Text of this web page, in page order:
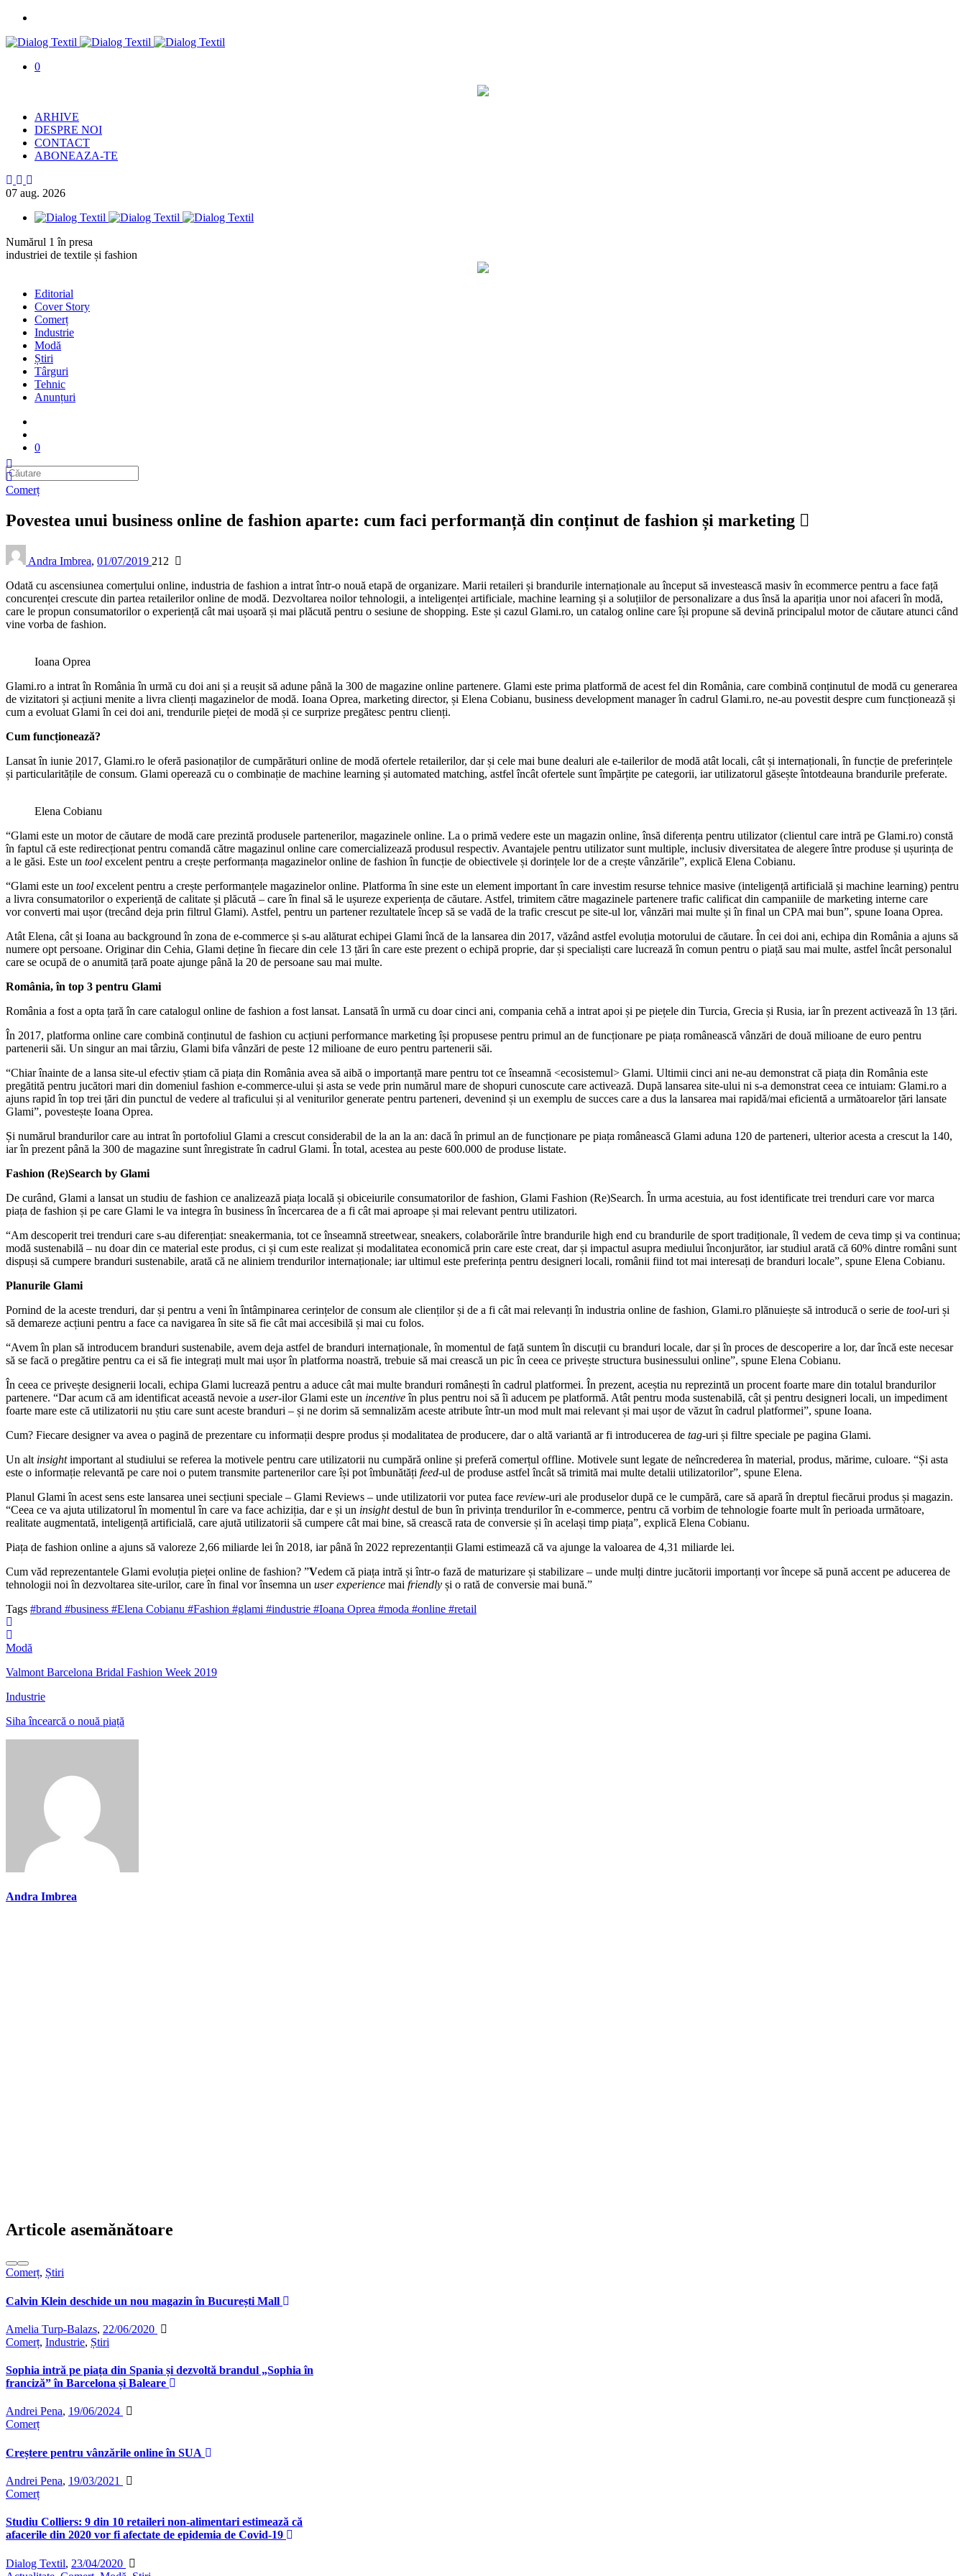
0
ARHIVE
DESPRE NOI
CONTACT
ABONEAZA-TE
07 aug. 2026
Numărul 1 în presa
industriei de textile și fashion
Editorial
Cover Story
Comerț
Industrie
Modă
Știri
Târguri
Tehnic
Anunțuri
0
Comerț
Povestea unui business online de fashion aparte: cum faci performanță din conținut de fashion și marketing
Andra Imbrea, 01/07/2019 212
Odată cu ascensiunea comerțului online, industria de fashion a intrat într-o nouă etapă de organizare. Marii retaileri și brandurile internaționale au început să investească masiv în ecommerce pentru a face față
concurenței crescute din partea retailerilor online de modă. Dezvoltarea noilor tehnologii, a inteligenței artificiale, machine learning și a soluțiilor de personalizare a dus însă la apariția unor noi afaceri în modă,
care le propun consumatorilor o experiență cât mai ușoară și mai plăcută pentru o sesiune de shopping. Este și cazul Glami.ro, un catalog online care își propune să devină principalul motor de căutare atunci când
vine vorba de fashion.
Ioana Oprea
Glami.ro a intrat în România în urmă cu doi ani și a reușit să adune până la 300 de magazine online partenere. Glami este prima platformă de acest fel din România, care combină conținutul de modă cu generarea
de vizitatori și acțiuni menite a livra clienți magazinelor de modă. Ioana Oprea, marketing director, și Elena Cobianu, business development manager în cadrul Glami.ro, ne-au povestit despre cum funcționează și
cum a evoluat Glami în cei doi ani, trendurile pieței de modă și ce surprize pregătesc pentru clienți.
Cum funcționează?
Lansat în iunie 2017, Glami.ro le oferă pasionaților de cumpărături online de modă ofertele retailerilor, dar și cele mai bune dealuri ale e-tailerilor de modă atât locali, cât și internaționali, în funcție de preferințele
și particularitățile de consum. Glami operează cu o combinație de machine learning și automated matching, astfel încât ofertele sunt împărțite pe categorii, iar utilizatorul găsește întotdeauna brandurile preferate.
Elena Cobianu
“Glami este un motor de căutare de modă care prezintă produsele partenerilor, magazinele online. La o primă vedere este un magazin online, însă diferența pentru utilizator (clientul care intră pe Glami.ro) constă
în faptul că este redirecționat pentru comandă către magazinul online care comercializează produsul respectiv. Avantajele pentru utilizator sunt multiple, inclusiv diversitatea de alegere între produse și ușurința de
a le găsi. Este un tool excelent pentru a crește performanța magazinelor online de fashion în funcție de obiectivele și dorințele lor de a crește vânzările”, explică Elena Cobianu.
“Glami este un tool excelent pentru a crește performanțele magazinelor online. Platforma în sine este un element important în care investim resurse tehnice masive (inteligență artificială și machine learning) pentru
a livra consumatorilor o experiență de calitate și plăcută – care în final să le ușureze experiența de căutare. Astfel, trimitem către magazinele partenere trafic calificat din campaniile de marketing interne care
vor converti mai ușor (trecând deja prin filtrul Glami). Astfel, pentru un partener rezultatele încep să se vadă de la trafic crescut pe site-ul lor, vânzări mai multe și în final un CPA mai bun”, spune Ioana Oprea.
Atât Elena, cât și Ioana au background în zona de e-commerce și s-au alăturat echipei Glami încă de la lansarea din 2017, văzând astfel evoluția motorului de căutare. În cei doi ani, echipa din România a ajuns să
numere opt persoane. Originar din Cehia, Glami deține în fiecare din cele 13 țări în care este prezent o echipă proprie, dar și specialiști care lucrează în comun pentru o piață sau mai multe, astfel încât personalul
care se ocupă de o anumită țară poate ajunge până la 20 de persoane sau mai multe.
România, în top 3 pentru Glami
România a fost a opta țară în care catalogul online de fashion a fost lansat. Lansată în urmă cu doar cinci ani, compania cehă a intrat apoi și pe piețele din Turcia, Grecia și Rusia, iar în prezent activează în 13 țări.
În 2017, platforma online care combină conținutul de fashion cu acțiuni performance marketing își propusese pentru primul an de funcționare pe piața românească vânzări de două milioane de euro pentru
partenerii săi. Un singur an mai târziu, Glami bifa vânzări de peste 12 milioane de euro pentru partenerii săi.
“Chiar înainte de a lansa site-ul efectiv știam că piața din România avea să aibă o importanță mare pentru tot ce înseamnă <ecosistemul> Glami. Ultimii cinci ani ne-au demonstrat că piața din România este
pregătită pentru jucători mari din domeniul fashion e-commerce-ului și asta se vede prin numărul mare de shopuri cunoscute care activează. După lansarea site-ului ni s-a demonstrat ceea ce intuiam: Glami.ro a
ajuns rapid în top trei țări din punctul de vedere al traficului și al veniturilor generate pentru parteneri, devenind și un exemplu de succes care a dus la lansarea mai rapidă/mai eficientă a următoarelor țări lansate
Glami”, povestește Ioana Oprea.
Și numărul brandurilor care au intrat în portofoliul Glami a crescut considerabil de la an la an: dacă în primul an de funcționare pe piața românească Glami aduna 120 de parteneri, ulterior acesta a crescut la 140,
iar în prezent până la 300 de magazine sunt înregistrate în cadrul Glami. În total, acestea au peste 600.000 de produse listate.
Fashion (Re)Search by Glami
De curând, Glami a lansat un studiu de fashion ce analizează piața locală și obiceiurile consumatorilor de fashion, Glami Fashion (Re)Search. În urma acestuia, au fost identificate trei trenduri care vor marca
piața de fashion și pe care Glami le va integra în business în încercarea de a fi cât mai aproape și mai relevant pentru utilizatori.
“Am descoperit trei trenduri care s-au diferențiat: sneakermania, tot ce înseamnă streetwear, sneakers, colaborările între brandurile high end cu brandurile de sport tradiționale, îl vedem de ceva timp și va continua;
modă sustenabilă – nu doar din ce material este produs, ci și cum este realizat și modalitatea economică prin care este creat, dar și impactul asupra mediului înconjurător, iar studiul arată că 60% dintre români sunt
dispuși să cumpere branduri sustenabile, arată că ne aliniem trendurilor internaționale; iar ultimul este preferința pentru designeri locali, românii fiind tot mai interesați de branduri locale”, spune Elena Cobianu.
Planurile Glami
Pornind de la aceste trenduri, dar și pentru a veni în întâmpinarea cerințelor de consum ale clienților și de a fi cât mai relevanți în industria online de fashion, Glami.ro plănuiește să introducă o serie de tool-uri și
să demareze acțiuni pentru a face ca navigarea în site să fie cât mai accesibilă și mai cu folos.
“Avem în plan să introducem branduri sustenabile, avem deja astfel de branduri internaționale, în momentul de față suntem în discuții cu branduri locale, dar și în proces de descoperire a lor, dar încă este necesar
să se facă o pregătire pentru ca ei să fie integrați mult mai ușor în platforma noastră, trebuie să mai crească un pic în ceea ce privește structura businessului online”, spune Elena Cobianu.
În ceea ce privește designerii locali, echipa Glami lucrează pentru a aduce cât mai multe branduri românești în cadrul platformei. În prezent, aceștia nu reprezintă un procent foarte mare din totalul brandurilor
partenere. “Dar acum că am identificat această nevoie a user-ilor Glami este un incentiveîn plus pentru noi să îi aducem pe platformă. Atât pentru moda sustenabilă, cât și pentru designeri locali, un impediment
foarte mare este că utilizatorii nu știu care sunt aceste branduri – și ne dorim să semnalizăm aceste atribute într-un mod mult mai relevant și mai ușor de văzut în cadrul platformei”, spune Ioana.
Cum? Fiecare designer va avea o pagină de prezentare cu informații despre produs și modalitatea de producere, dar o altă variantă ar fi introducerea de tag-uri și filtre speciale pe pagina Glami.
Un alt insightimportant al studiului se referea la motivele pentru care utilizatorii nu cumpără online și preferă comerțul offline. Motivele sunt legate de neîncrederea în material, produs, mărime, culoare. “Și asta
este o informație relevantă pe care noi o putem transmite partenerilor care își pot îmbunătăți feed-ul de produse astfel încât să trimită mai multe detalii utilizatorilor”, spune Elena.
Planul Glami în acest sens este lansarea unei secțiuni speciale – Glami Reviews – unde utilizatorii vor putea face review-uri ale produselor după ce le cumpără, care să apară în dreptul fiecărui produs și magazin.
“Ceea ce va ajuta utilizatorul în momentul în care va face achiziția, dar e și un insightdestul de bun în privința trendurilor în e-commerce, pentru că vorbim de tehnologie foarte mult în perioada următoare,
realitate augmentată, inteligență artificială, care ajută utilizatorii să cumpere cât mai bine, să crească rata de conversie și în același timp piața”, explică Elena Cobianu.
Piața de fashion online a ajuns să valoreze 2,66 miliarde lei în 2018, iar până în 2022 reprezentanții Glami estimează că va ajunge la valoarea de 4,31 miliarde lei.
Cum văd reprezentantele Glami evoluția pieței online de fashion? ”Vedem că piața intră și într-o fază de maturizare și stabilizare – unde mulți dintre jucătorii importanți vor începe să pună accent pe aducerea de
tehnologii noi în dezvoltarea site-urilor, care în final vor însemna un user experience mai friendly și o rată de conversie mai bună.”
Tags #brand #business #Elena Cobianu #Fashion #glami #industrie #Ioana Oprea #moda #online #retail
Modă
Valmont Barcelona Bridal Fashion Week 2019
Industrie
Siha încearcă o nouă piață
Andra Imbrea
Articole asemănătoare
Comerț, Știri
Calvin Klein deschide un nou magazin în București Mall
Amelia Turp-Balazs, 22/06/2020
Comerț, Industrie, Știri
Sophia intră pe piața din Spania și dezvoltă brandul „Sophia în
franciză” în Barcelona și Baleare
Andrei Pena, 19/06/2024
Comerț
Creștere pentru vânzările online în SUA
Andrei Pena, 19/03/2021
Comerț
Studiu Colliers: 9 din 10 retaileri non-alimentari estimează că
afacerile din 2020 vor fi afectate de epidemia de Covid-19
Dialog Textil, 23/04/2020